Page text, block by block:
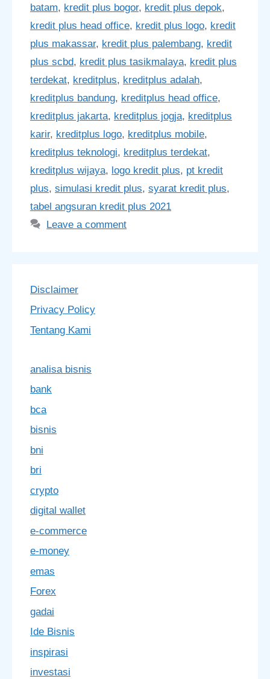
batam, kredit plus bogor, kredit plus depok,
kredit plus head office, kredit plus logo, kredit
plus makassar, kredit plus palembang, kredit
plus scbd, kredit plus tasikmalaya, kredit plus
terdekat, kreditplus, kreditplus adalah,
kreditplus bandung, kreditplus head office,
kreditplus jakarta, kreditplus jogja, kreditplus
karir, kreditplus logo, kreditplus mobile,
kreditplus teknologi, kreditplus terdekat,
kreditplus wijaya, logo kredit plus, pt kredit
plus, simulasi kredit plus, syarat kredit plus,
tabel angsuran kredit plus 2021
Leave a comment
Disclaimer
Privacy Policy
Tentang Kami
analisa bisnis
bank
bca
bisnis
bni
bri
crypto
digital wallet
e-commerce
e-money
emas
Forex
gadai
Ide Bisnis
inspirasi
investasi